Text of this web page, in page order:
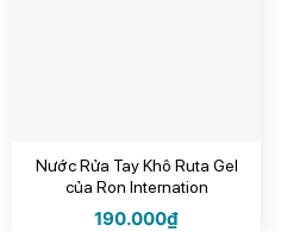
Nước Rửa Tay Khô Ruta Gel
của Ron Internation
190.000₫